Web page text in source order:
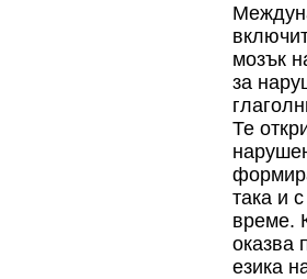
мозък
за
Те
така и
време.
оказва
езика